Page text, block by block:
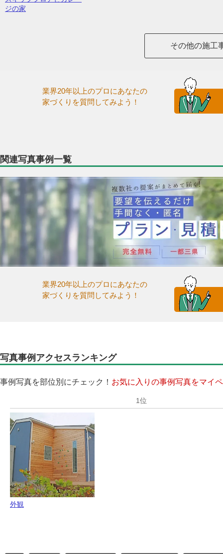
ジの家
その他の施工
業界20年以上のプロにあなたの
家づくりを質問してみよう！
関連写真事例一覧
業界20年以上のプロにあなたの
家づくりを質問してみよう！
写真事例アクセスランキング
事例写真を部位別にチェック！ お気に入りの事例写真をマイ
外観